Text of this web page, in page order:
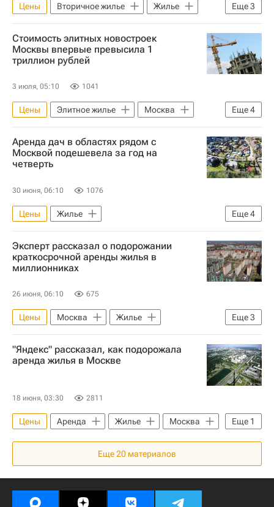
Еще3
Цены Вторичное жилье
Жилье
Россия
Москва
Московская область (Подмосковье)
Стоимость элитных новостроек
Москвы впервые превысила 1
триллион рублей
3 июля, 05:10 1041
Еще4
Цены Элитное жилье
Москва
Донстрой
Sminex
Жилье
Новостройки
Аренда дач в областях рядом с
Москвой подешевела за год на
четверть
30 июня, 06:10 1076
Еще4
Цены
Жилье
Московская область (Подмосковье)
Ярославская область
Аренда
Загородная недвижимость
Эксперт рассказал о подорожании
краткосрочной аренды жилья в
миллионниках
26 июня, 06:10 675
Еще3
Цены Москва
Жилье
Красноярск
Екатеринбург
Аренда
"Яндекс" рассказал, как подорожала
аренда жилья в Москве
18 июня, 03:30 2811
Еще 1
Цены Аренда Жилье
Москва
Яндекс
Еще20 материалов